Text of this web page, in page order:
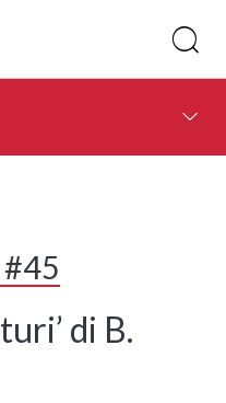
di B.